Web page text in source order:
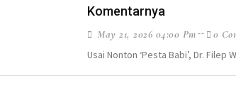
Komentarnya
May 21, 2026 04:00 Pm
0
Usai Nonton ‘Pesta Babi’, Dr.